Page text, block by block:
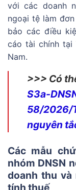
với các doanh
ngoại tệ làm
bảo các điều
cáo tài chính tại
Nam.
>>> Có
S3a-
58/2026/
nguyên
Các mẫu
nhóm DNSN
doanh thu và
tính thuế